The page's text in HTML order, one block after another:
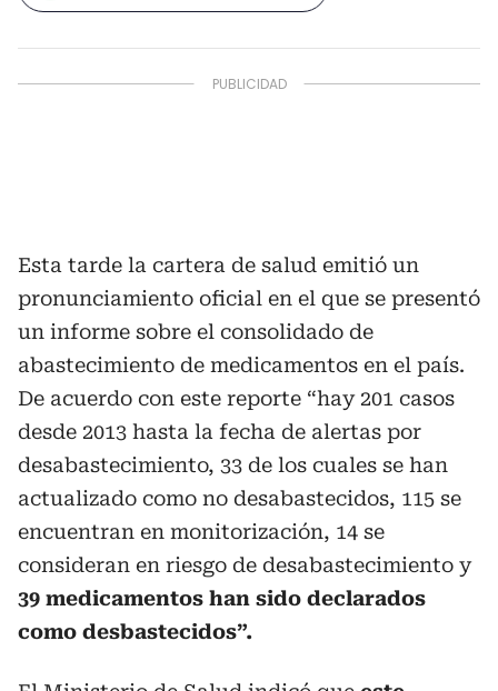
Esta tarde la cartera de salud emitió un
pronunciamiento oficial en el que se presentó
un informe sobre el consolidado de
abastecimiento de medicamentos en el país.
De acuerdo con este reporte “hay 201 casos
desde 2013 hasta la fecha de alertas por
desabastecimiento, 33 de los cuales se han
actualizado como no desabastecidos, 115 se
encuentran en monitorización, 14 se
consideran en riesgo de desabastecimiento y
39 medicamentos han sido declarados
como desbastecidos”.